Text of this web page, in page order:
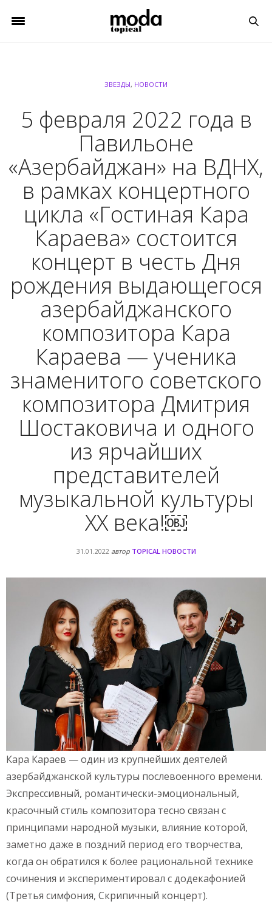
ЗВЕЗДЫ, НОВОСТИ
5 февраля 2022 года в
Павильоне
«Азербайджан» на ВДНХ,
в рамках концертного
цикла «Гостиная Кара
Караева» состоится
концерт в честь Дня
рождения выдающегося
азербайджанского
композитора Кара
Караева — ученика
знаменитого советского
композитора Дмитрия
Шостаковича и одного
из ярчайших
представителей
музыкальной культуры
XX века!￼
31.01.2022 автор TOPICAL НОВОСТИ
Кара Караев — один из крупнейших деятелей
азербайджанской культуры послевоенного времени.
Экспрессивный, романтически-эмоциональный,
красочный стиль композитора тесно связан с
принципами народной музыки, влияние которой,
заметно даже в поздний период его творчества,
когда он обратился к более рациональной технике
сочинения и экспериментировал с додекафонией
(Третья симфония, Скрипичный концерт).